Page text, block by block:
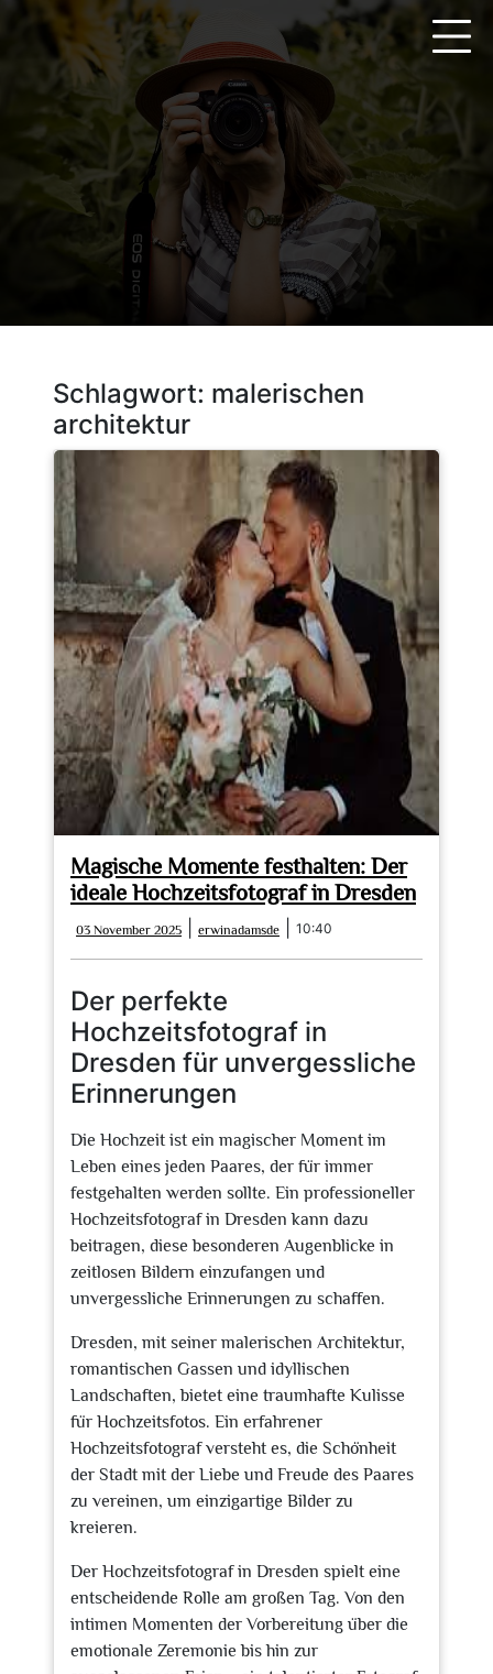
springen
Schlagwort: malerischen
architektur
Magische Momente festhalten: Der
ideale Hochzeitsfotograf in Dresden
03 November 2025
November
2025
erwinadamsde erwinadamsde
10:40
Der perfekte
Hochzeitsfotograf in
Dresden für unvergessliche
Erinnerungen
Die Hochzeit ist ein magischer Moment im
Leben eines jeden Paares, der für immer
festgehalten werden sollte. Ein professioneller
Hochzeitsfotograf in Dresden kann dazu
beitragen, diese besonderen Augenblicke in
zeitlosen Bildern einzufangen und
unvergessliche Erinnerungen zu schaffen.
Dresden, mit seiner malerischen Architektur,
romantischen Gassen und idyllischen
Landschaften, bietet eine traumhafte Kulisse
für Hochzeitsfotos. Ein erfahrener
Hochzeitsfotograf versteht es, die Schönheit
der Stadt mit der Liebe und Freude des Paares
zu vereinen, um einzigartige Bilder zu
kreieren.
Der Hochzeitsfotograf in Dresden spielt eine
entscheidende Rolle am großen Tag. Von den
intimen Momenten der Vorbereitung über die
emotionale Zeremonie bis hin zur